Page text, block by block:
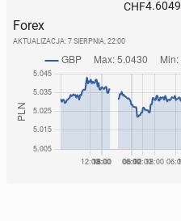
CHF4.6049
Forex
AKTUALIZACJA: 7 SIERPNIA, 22:00